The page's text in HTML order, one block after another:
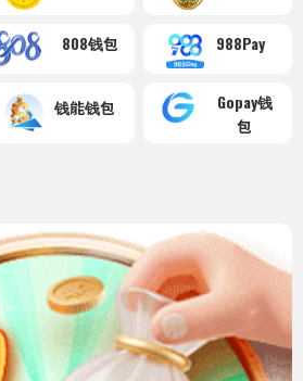
808钱包 988Pay
钱能钱包
Gopay钱
包